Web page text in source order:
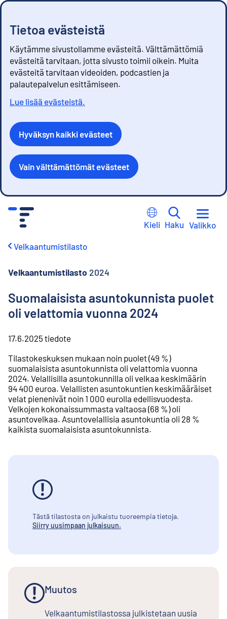
Tietoa evästeistä
Käytämme sivustollamme evästeitä. Välttämättömiä
evästeitä tarvitaan, jotta sivusto toimii oikein. Muita
evästeitä tarvitaan videoiden, podcastien ja
palautepalvelun esittämiseen.
Lue lisää evästeistä.
Hyväksyn kaikki evästeet
Vain välttämättömät evästeet
Kieli Haku Valikko
Velkaantumistilasto
Velkaantumistilasto 2024
Suomalaisista asuntokunnista puolet
oli velattomia vuonna 2024
17.6.2025 tiedote
Tilastokeskuksen mukaan noin puolet (49 %)
suomalaisista asuntokunnista oli velattomia vuonna
2024. Velallisilla asuntokunnilla oli velkaa keskimäärin
94 400 euroa. Velallisten asuntokuntien keskimääräiset
velat pienenivät noin 1 000 eurolla edellisvuodesta.
Velkojen kokonaissummasta valtaosa (68 %) oli
asuntovelkaa. Asuntovelallisia asuntokuntia oli 28 %
kaikista suomalaisista asuntokunnista.
Tästä tilastosta on julkaistu tuoreempia tietoja.
Siirry uusimpaan julkaisuun.
Muutos
Velkaantumistilastossa julkistetaan uusia